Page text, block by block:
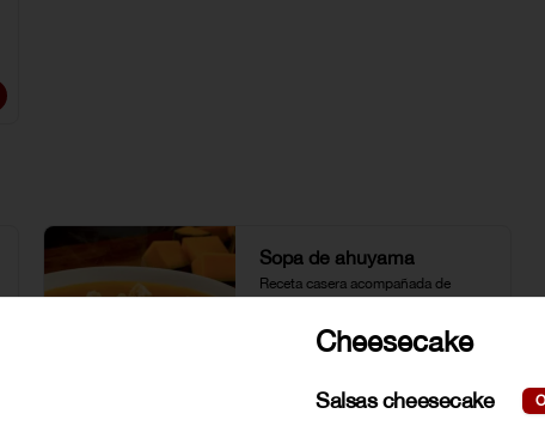
Sopa de ahuyama
Receta casera acompañada de
crutones.
$13.000
Cheesecake
Salsas cheesecake